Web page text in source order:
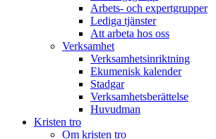
Arbets- och expertgrupper
Lediga tjänster
Att arbeta hos oss
Verksamhet
Verksamhetsinriktning
Ekumenisk kalender
Stadgar
Verksamhetsberättelse
Huvudman
Kristen tro
Om kristen tro